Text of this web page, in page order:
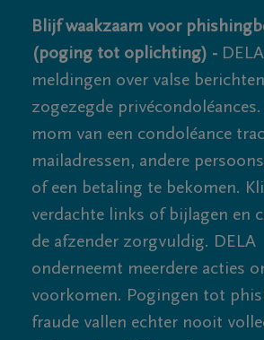
Blijf waakzaam voor
(poging tot oplichting) -
meldingen over valse
zogezegde
mom van een condoléance
mailadressen, andere
of een betaling te bekomen.
verdachte links of bijlagen en
de afzender zorgvuldig. DELA
onderneemt meerdere acties
voorkomen. Pogingen tot
fraude vallen echter nooit